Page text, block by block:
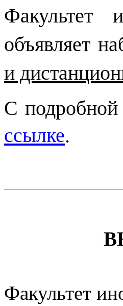
Факультет
объявляет
и
С
ссылке.
Факультет